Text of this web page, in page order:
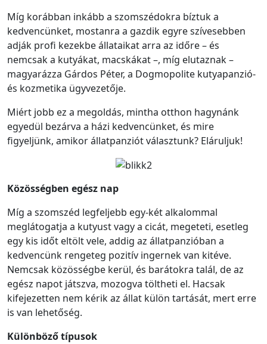
Míg korábban inkább a szomszédokra bíztuk a
kedvencünket, mostanra a gazdik egyre szívesebben
adják profi kezekbe állataikat arra az időre – és
nemcsak a kutyákat, macskákat –, míg elutaznak –
magyarázza Gárdos Péter, a Dogmopolite kutyapanzió-
és kozmetika ügyvezetője.
Miért jobb ez a megoldás, mintha otthon hagynánk
egyedül bezárva a házi kedvencünket, és mire
figyeljünk, amikor állatpanziót választunk? Eláruljuk!
Közösségben egész nap
Míg a szomszéd legfeljebb egy-két alkalommal
meglátogatja a kutyust vagy a cicát, megeteti, esetleg
egy kis időt eltölt vele, addig az állatpanzióban a
kedvencünk rengeteg pozitív ingernek van kitéve.
Nemcsak közösségbe kerül, és barátokra talál, de az
egész napot játszva, mozogva töltheti el. Hacsak
kifejezetten nem kérik az állat külön tartását, mert erre
is van lehetőség.
Különböző típusok